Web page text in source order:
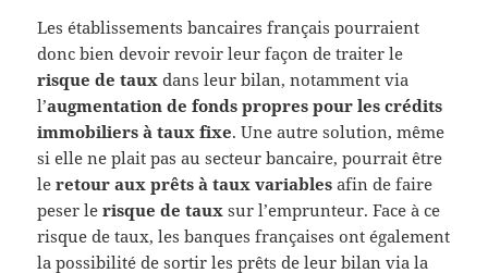
Les établissements bancaires français pourraient
donc bien devoir revoir leur façon de traiter le
risque de taux dans leur bilan, notamment via
l’augmentation de fonds propres pour les crédits
immobiliers à taux fixe. Une autre solution, même
si elle ne plait pas au secteur bancaire, pourrait être
leretour aux prêts à taux variables afin de faire
peser lerisque de taux sur l’emprunteur. Face à ce
risque de taux, les banques françaises ont également
la possibilité de sortir les prêts de leur bilan via la